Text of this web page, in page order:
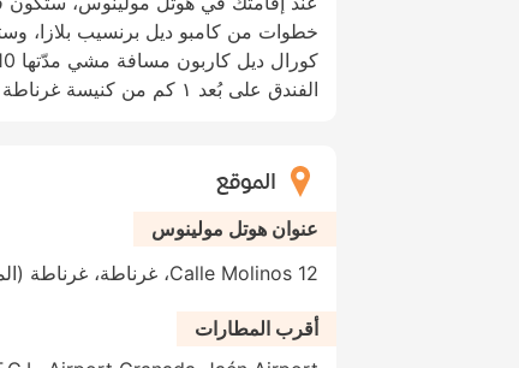
خطوات من كامبو ديل برنسيب بلازا،
الفندق على بُعد ١ كم من كنيسة غرناطة الملكية و١٫١ كم من بلازا نويفا.
الموقع
عنوان هوتل مولينوس
Calle Molinos 12، غرناطة، غرناطة (المحافظة)، 18009، إسبانيا
أقرب المطارات